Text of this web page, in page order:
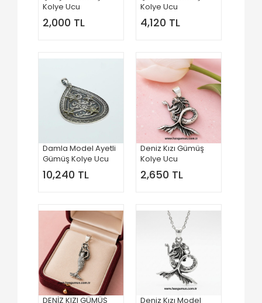
Kolye Ucu
2,000 TL
Kolye Ucu
4,120 TL
Damla Model Ayetli
Gümüş Kolye Ucu
10,240 TL
Deniz Kızı Gümüş
Kolye Ucu
2,650 TL
DENİZ KIZI GÜMÜŞ
Deniz Kızı Model